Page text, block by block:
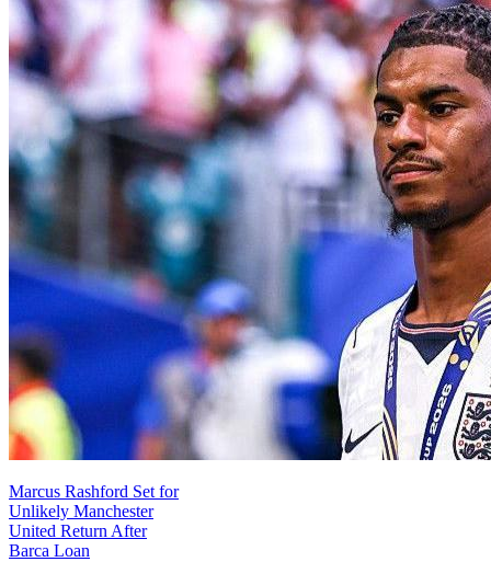
Marcus Rashford Set for
Unlikely Manchester
United Return After
Barca Loan